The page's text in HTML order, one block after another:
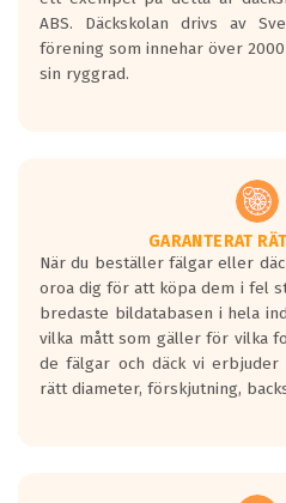
ABS. Däckskolan drivs av
förening som innehar över
sin ryggrad.
GARANTERAT
När du beställer fälgar eller
oroa dig för att köpa dem i fel
bredaste bildatabasen i hela
vilka mått som gäller för vilka
de fälgar och däck vi
rätt diameter, förskjutning,